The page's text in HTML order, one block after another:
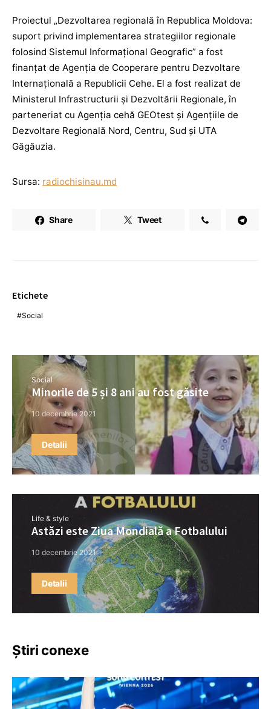
Proiectul „Dezvoltarea regională în Republica Moldova:
suport privind implementarea strategiilor regionale
folosind Sistemul Informațional Geografic” a fost
finanțat de Agenția de Cooperare pentru Dezvoltare
Internațională a Republicii Cehe. El a fost realizat de
Ministerul Infrastructurii și Dezvoltării Regionale, în
parteneriat cu Agenția cehă GEOtest și Agențiile de
Dezvoltare Regională Nord, Centru, Sud și UTA
Găgăuzia.
Sursa: radiochisinau.md
Share Tweet
Etichete
Social
Social
Minorile de 5 și 8 ani au fost găsite
10 decembrie 2021
Detalii
Life & style
Astăzi este Ziua Mondială a Fotbalului
10 decembrie 2021
Detalii
Știri conexe